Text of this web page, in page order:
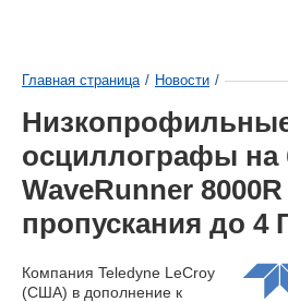
Главная страница / Новости /
осциллографы на
WaveRunner
пропускания до 4
Компания Teledyne LeCroy
(США) в дополнение к